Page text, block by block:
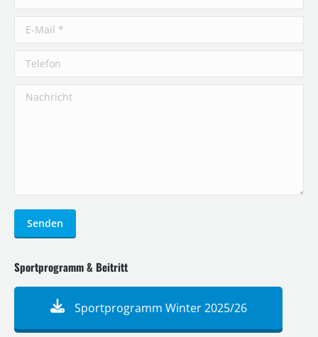
E-Mail *
Telefon
Nachricht
Senden
Sportprogramm & Beitritt
Sportprogramm Winter 2025/26